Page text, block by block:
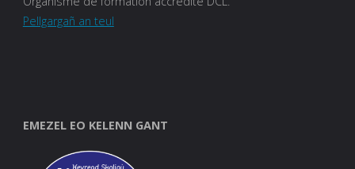
Pellgargañ an teul
EMEZEL EO KELENN GANT